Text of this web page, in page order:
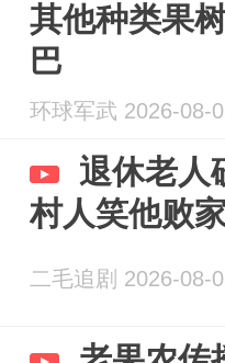
其他种类果
巴
环球军武 2026-08-
退休老人
村人笑他败
二毛追剧 2026-08-